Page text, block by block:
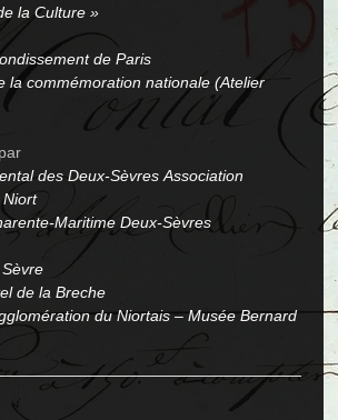
la Culture »
de Paris
la commémoration nationale (Atelier
des Deux-Sèvres Association
Niort
Maritime Deux-Sèvres
de la Breche
du Niortais–Musée Bernard